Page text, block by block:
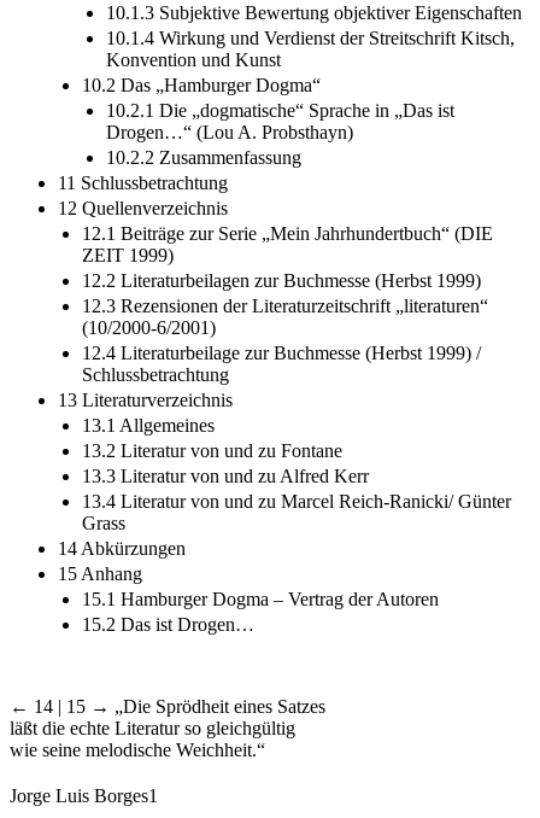
10.1.3 Subjektive Bewertung objektiver Eigenschaften
10.1.4 Wirkung und Verdienst der Streitschrift Kitsch,
Konvention und Kunst
10.2 Das „Hamburger Dogma“
10.2.1 Die „dogmatische“ Sprache in „Das ist
Drogen…“ (Lou A. Probsthayn)
10.2.2 Zusammenfassung
11 Schlussbetrachtung
12 Quellenverzeichnis
12.1 Beiträge zur Serie „Mein Jahrhundertbuch“ (DIE
ZEIT 1999)
12.2 Literaturbeilagen zur Buchmesse (Herbst 1999)
12.3 Rezensionen der Literaturzeitschrift „literaturen“
(10/2000-6/2001)
12.4 Literaturbeilage zur Buchmesse (Herbst 1999) /
Schlussbetrachtung
13 Literaturverzeichnis
13.1 Allgemeines
13.2 Literatur von und zu Fontane
13.3 Literatur von und zu Alfred Kerr
13.4 Literatur von und zu Marcel Reich-Ranicki/ Günter
Grass
14 Abkürzungen
15 Anhang
15.1 Hamburger Dogma – Vertrag der Autoren
15.2 Das ist Drogen…
← 14 | 15 → „Die Sprödheit eines Satzes
läßt die echte Literatur so gleichgültig
wie seine melodische Weichheit.“
Jorge Luis Borges1